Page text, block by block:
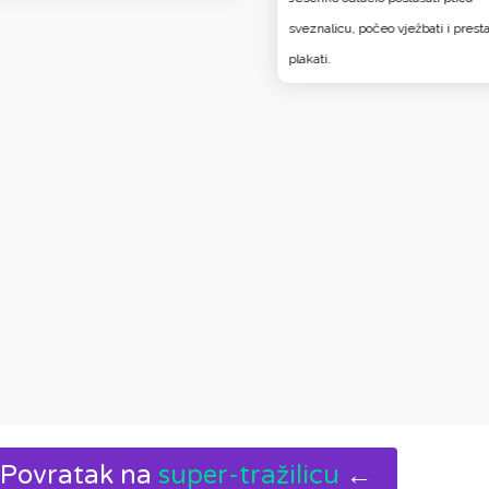
sveznalicu, počeo vježbati i
plakati.
na super-tražilicu ←